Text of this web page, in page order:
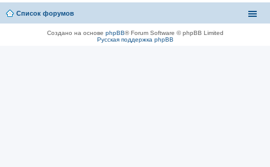
Список форумов
Создано на основе phpBB® Forum Software © phpBB Limited
Русская поддержка phpBB